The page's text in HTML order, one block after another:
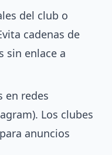
del club o
cadenas de
sin enlace a
en redes
Los clubes
anuncios